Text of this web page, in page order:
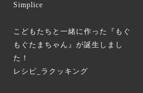
Simplice
こどもたちと一緒に作った『もぐ
もぐたまちゃん』が誕生しまし
た！
レシピ_ラクッキング